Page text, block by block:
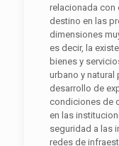
relacionada con
destino en las
dimensiones
es decir, la
bienes y
urbano y natural
desarrollo de
condiciones de
en las
seguridad a las
redes de